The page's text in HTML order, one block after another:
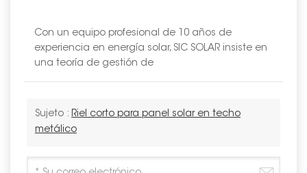
Con un equipo profesional de 10 años de
experiencia en energía solar, SIC SOLAR insiste en
una teoría de gestión de
Sujeto : Riel corto para panel solar en techo
metálico